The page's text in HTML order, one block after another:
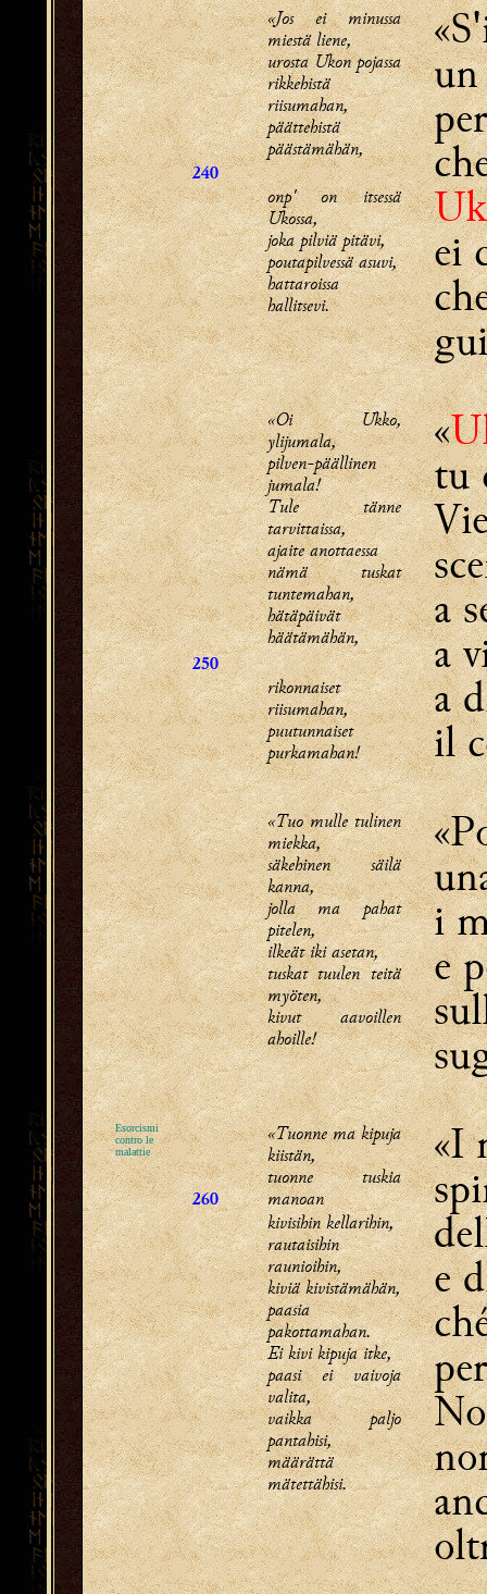
240
«Jos ei minussa
miestä liene,
urosta Ukon pojassa
rikkehistä
riisumahan,
päättehistä
päästämähän,
onp' on itsessä
Ukossa,
joka pilviä pitävi,
poutapilvessä asuvi,
hattaroissa
hallitsevi.
ei
250
«Oi Ukko,
ylijumala,
pilven-päällinen
jumala!
Tule tänne
tarvittaissa,
ajaite anottaessa
nämä tuskat
tuntemahan,
hätäpäivät
häätämähän,
«
tu
a
a
rikonnaiset
riisumahan,
puutunnaiset
purkamahan!
a
il
«Tuo mulle tulinen
miekka,
säkehinen säilä
kanna,
jolla ma pahat
pitelen,
ilkeät iki asetan,
tuskat tuulen teitä
myöten,
kivut aavoillen
ahoille!
i
e
Esorcismi
contro le
malattie
260
«Tuonne ma kipuja
kiistän,
tuonne tuskia
manoan
«I
kivisihin kellarihin,
rautaisihin
raunioihin,
kiviä kivistämähän,
paasia
pakottamahan.
Ei kivi kipuja itke,
paasi ei vaivoja
valita,
vaikka paljo
pantahisi,
määrättä
mätettähisi.
e